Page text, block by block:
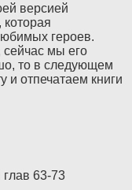
версией
героев.
сейчас мы его
то в следующем
и отпечатаем книги
глав 63-73